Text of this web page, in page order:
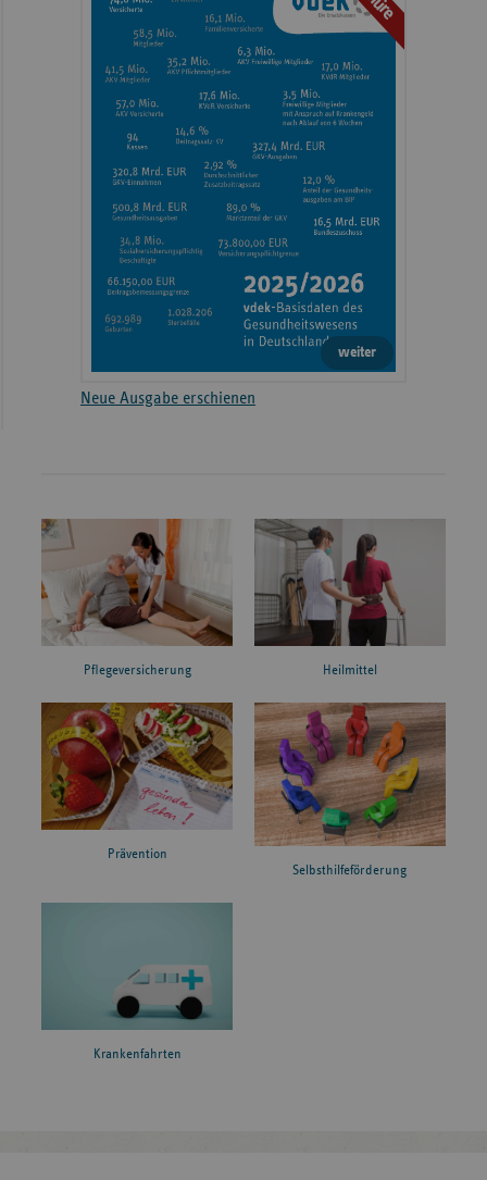
weiter
Neue Ausgabe erschienen
Pflegeversicherung Heilmittel
Prävention
Selbsthilfeförderung
Krankenfahrten